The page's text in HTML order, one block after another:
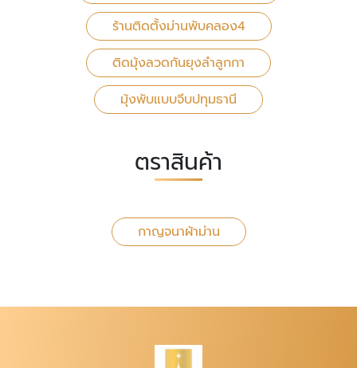
ร้านติดตั้งม่านพับคลอง4
ติดมุ้งลวดกันยุงลำลูกกา
มุ้งพับแบบจีบปทุมธานี
ตราสินค้า
กาญจนาผ้าม่าน